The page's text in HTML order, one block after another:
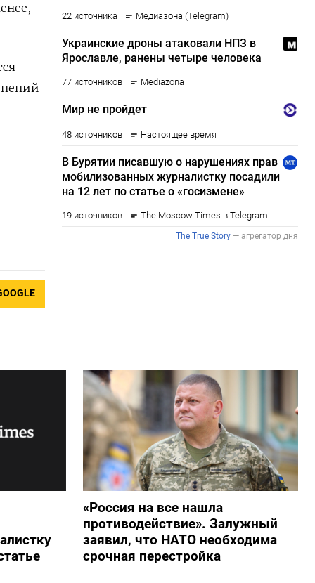
«Россия на все нашла
противодействие». Залужный
заявил, что НАТО необходима
срочная перестройка